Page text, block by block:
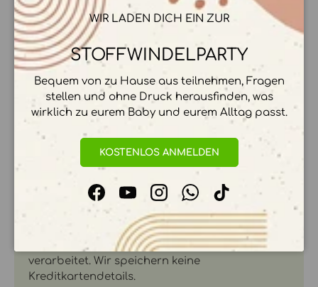
MATERIAL & DETAILS
HERSTELLER & HERKUNFT
ZAHLUNGSMÖGLICHKEITEN
Ihre Zahlungsinformationen werden sicher
verarbeitet. Wir speichern keine
Kreditkartendetails.
WIR LADEN DICH EIN ZUR
STOFFWINDELPARTY
Bequem von zu Hause aus teilnehmen, Fragen
stellen und ohne Druck herausfinden, was
wirklich zu eurem Baby und eurem Alltag passt.
KOSTENLOS ANMELDEN
FacebookYouTubeInstagramWhatsApp
TikTok